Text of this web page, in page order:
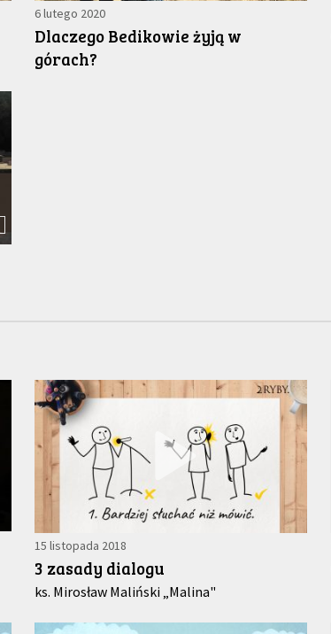
6 lutego 2020
Dlaczego Bedikowie żyją w
górach?
15 listopada 2018
3 zasady dialogu
ks. Mirosław Maliński „Malina"